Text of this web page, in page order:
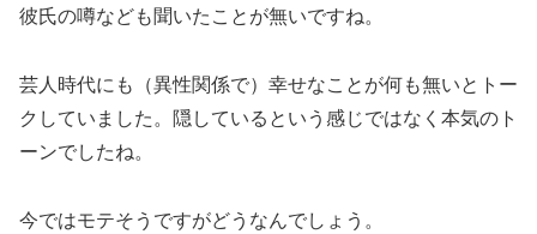
彼氏の噂なども聞いたことが無いですね。
芸人時代にも（異性関係で）幸せなことが何も無いとトー
クしていました。隠しているという感じではなく本気のト
ーンでしたね。
今ではモテそうですがどうなんでしょう。